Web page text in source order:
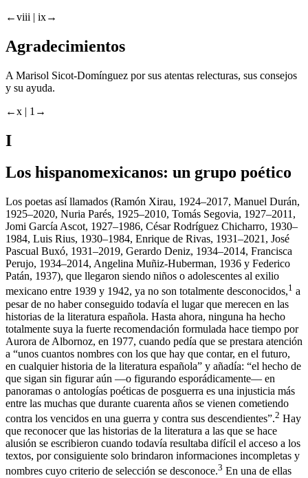
←viii | ix→
Agradecimientos
A Marisol Sicot-Domínguez por sus atentas relecturas, sus consejos
y su ayuda.
←x | 1→
I
Los hispanomexicanos: un grupo poético
Los poetas así llamados (Ramón Xirau, 1924–2017, Manuel Durán,
1925–2020, Nuria Parés, 1925–2010, Tomás Segovia, 1927–2011,
Jomi García Ascot, 1927–1986, César Rodríguez Chicharro, 1930–
1984, Luis Rius, 1930–1984, Enrique de Rivas, 1931–2021, José
Pascual Buxó, 1931–2019, Gerardo Deniz, 1934–2014, Francisca
Perujo, 1934–2014, Angelina Muñiz-Huberman, 1936 y Federico
Patán, 1937), que llegaron siendo niños o adolescentes al exilio
mexicano entre 1939 y 1942, ya no son totalmente desconocidos,1 a
pesar de no haber conseguido todavía el lugar que merecen en las
historias de la literatura española. Hasta ahora, ninguna ha hecho
totalmente suya la fuerte recomendación formulada hace tiempo por
Aurora de Albornoz, en 1977, cuando pedía que se prestara atención
a “unos cuantos nombres con los que hay que contar, en el futuro,
en cualquier historia de la literatura española” y añadía: “el hecho de
que sigan sin figurar aún —o figurando esporádicamente— en
panoramas o antologías poéticas de posguerra es una injusticia más
entre las muchas que durante cuarenta años se vienen cometiendo
contra los vencidos en una guerra y contra sus descendientes”.2 Hay
que reconocer que las historias de la literatura a las que se hace
alusión se escribieron cuando todavía resultaba difícil el acceso a los
textos, por consiguiente solo brindaron informaciones incompletas y
nombres cuyo criterio de selección se desconoce.3 En una de ellas